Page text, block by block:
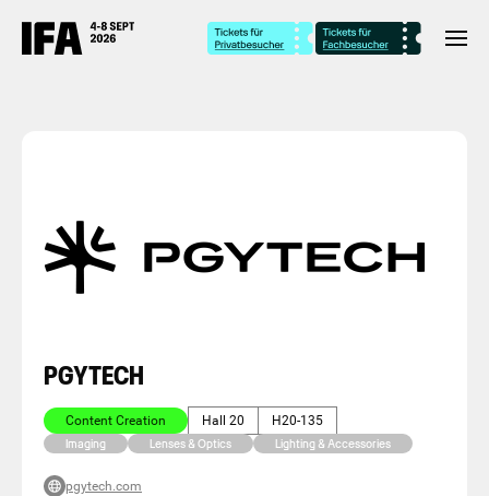
PGYTECH
Content Creation Hall 20 H20-135
Imaging Lenses & Optics Lighting & Accessories
pgytech.com